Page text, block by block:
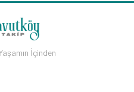
İçinden